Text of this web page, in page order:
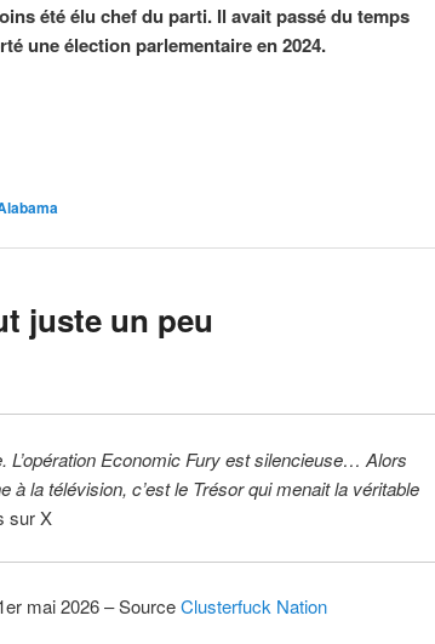
été élu chef du parti. Il avait passé du temps
une élection parlementaire en 2024.
juste un peu
L’opération Economic Fury est silencieuse… Alors
à la télévision, c’est le Trésor qui menait la véritable
sur X
mai 2026 – SourceClusterfuck Nation